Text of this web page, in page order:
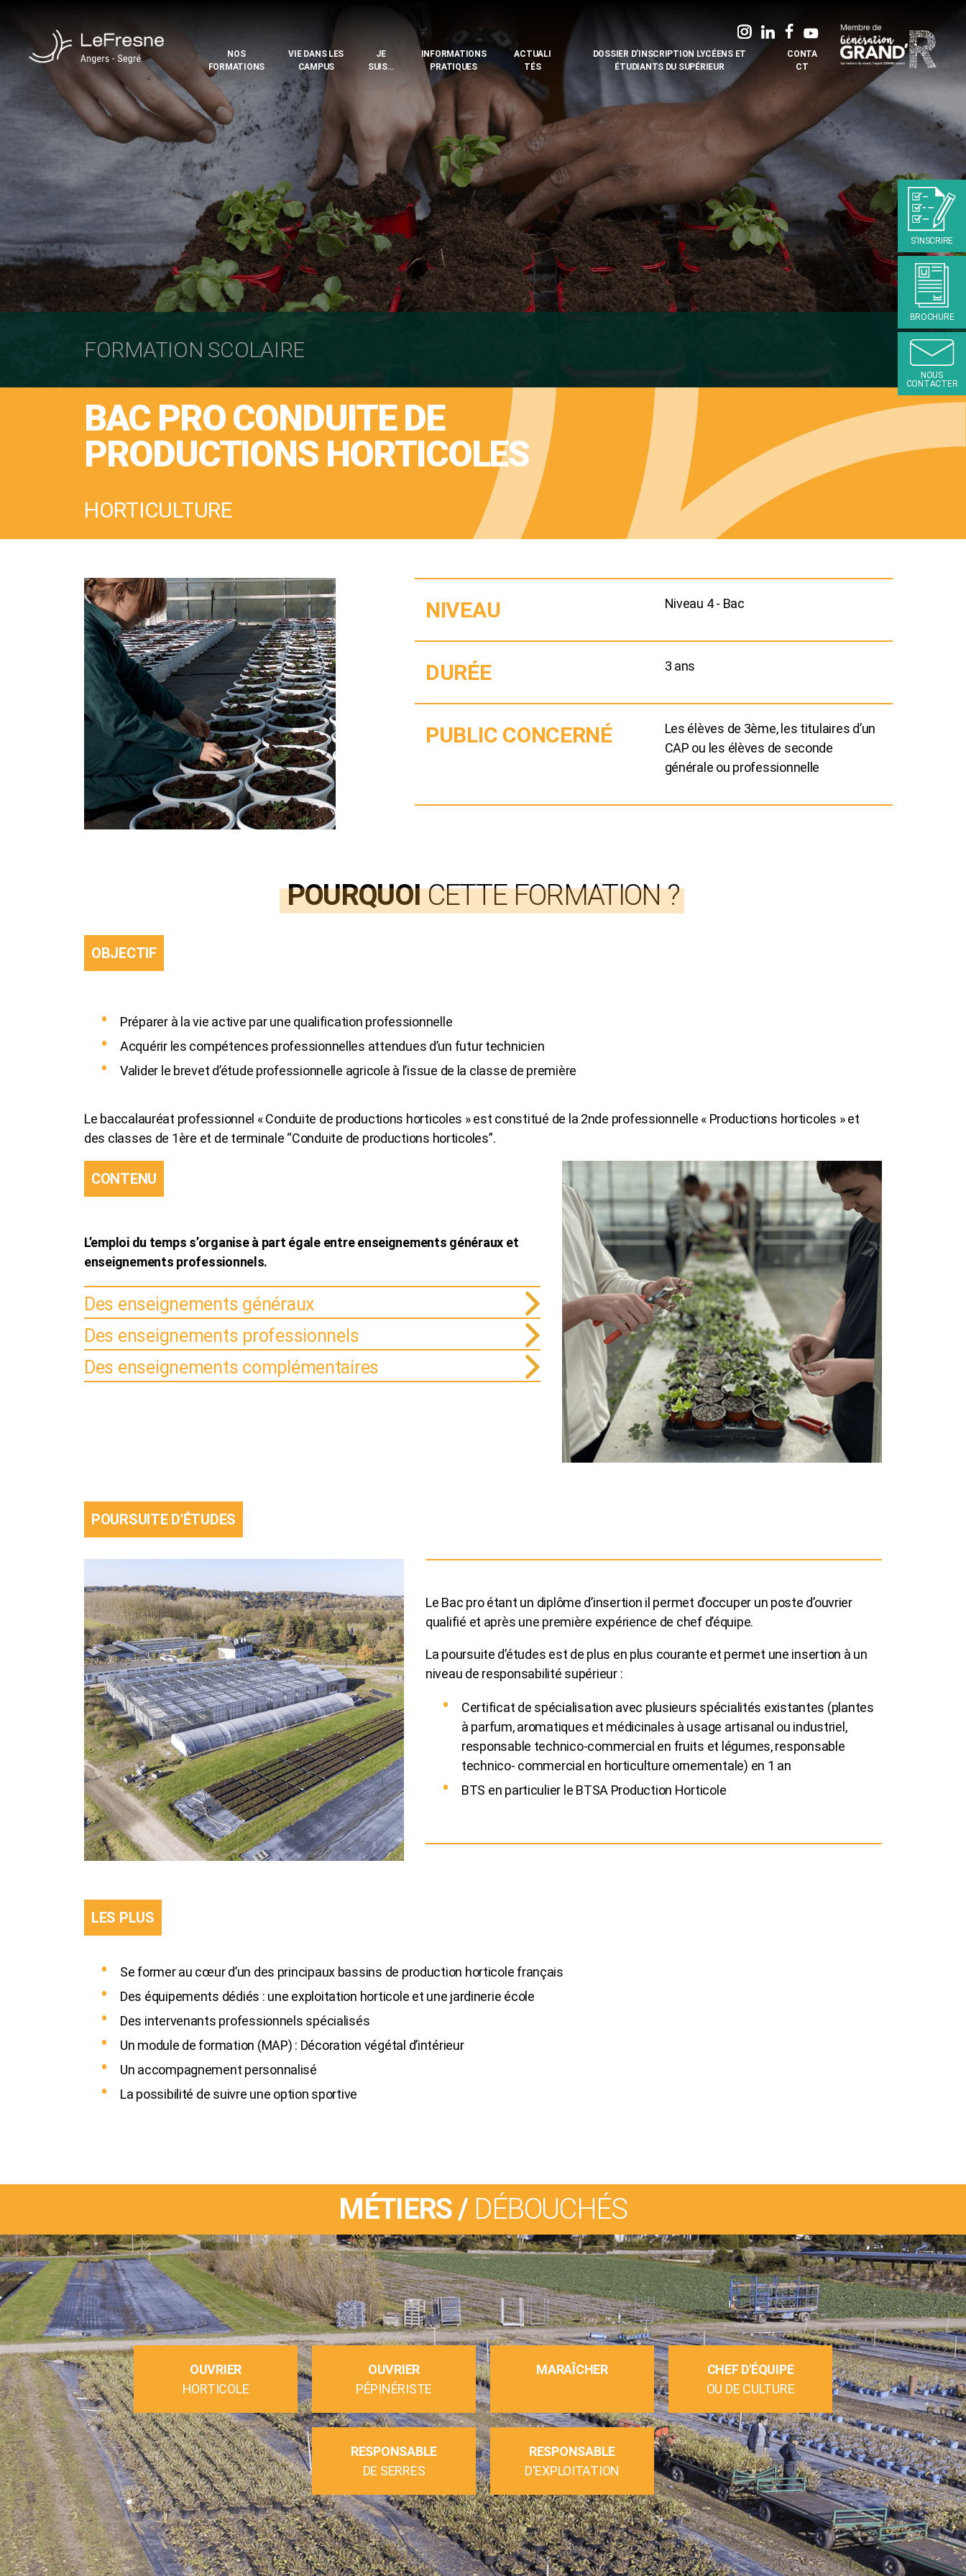
FRESNE
NOS
FORMATIONS
VIE DANS LES
CAMPUS
JE
SUIS…
INFORMATIONS
PRATIQUES
ACTUALI
TÉS
DOSSIER D’INSCRIPTION LYCÉENS ET
ÉTUDIANTS DU SUPÉRIEUR
CONTA
CT
S'INSCRIRE
BROCHURE
NOUS
CONTACTER
FORMATION SCOLAIRE
BAC PRO CONDUITE DE
PRODUCTIONS HORTICOLES
NIVEAU Niveau 4 - Bac
DURÉE 3 ans
PUBLIC CONCERNÉ
Les élèves de 3ème, les titulaires d’un
CAP ou les élèves de seconde
générale ou professionnelle
POURQUOICETTE FORMATION ?
OBJECTIF
Préparer à la vie active par une qualification professionnelle
Acquérir les compétences professionnelles attendues d’un futur technicien
Valider le brevet d’étude professionnelle agricole à l’issue de la classe de première
Le baccalauréat professionnel « Conduite de productions horticoles » est constitué de la 2nde professionnelle « Productions horticoles » et
des classes de 1ère et de terminale “Conduite de productions horticoles”.
CONTENU
L’emploi du temps s’organise à part égale entre enseignements généraux et
enseignements professionnels.
Des enseignements généraux
Des enseignements professionnels
Des enseignements complémentaires
POURSUITE D'ÉTUDES
Le Bac pro étant un diplôme d’insertion il permet d’occuper un poste d’ouvrier
qualifié et après une première expérience de chef d’équipe.
La poursuite d’études est de plus en plus courante et permet une insertion à un
niveau de responsabilité supérieur :
Certificat de spécialisation avec plusieurs spécialités existantes (plantes
à parfum, aromatiques et médicinales à usage artisanal ou industriel,
responsable technico-commercial en fruits et légumes, responsable
technico- commercial en horticulture ornementale) en 1 an
BTS en particulier le BTSA Production Horticole
LES PLUS
Se former au cœur d’un des principaux bassins de production horticole français
Des équipements dédiés : une exploitation horticole et une jardinerie école
Des intervenants professionnels spécialisés
Un module de formation (MAP) : Décoration végétal d’intérieur
Un accompagnement personnalisé
La possibilité de suivre une option sportive
MÉTIERS /DÉBOUCHÉS
OUVRIER
HORTICOLE
OUVRIER
PÉPINÉRISTE
MARAÎCHER
CHEF D'ÉQUIPE
OU DE CULTURE
RESPONSABLE
DE SERRES
RESPONSABLE
D'EXPLOITATION